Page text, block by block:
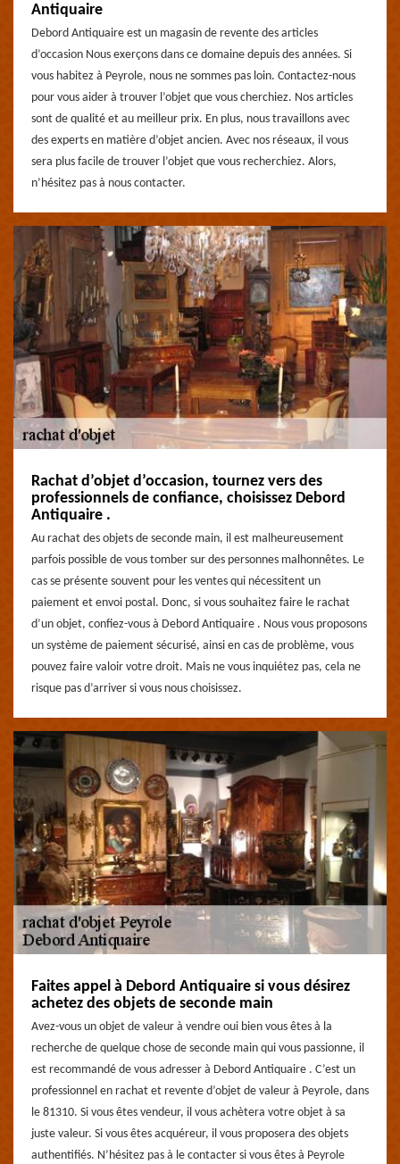
Antiquaire
Debord Antiquaire est un magasin de revente des articles
d’occasion Nous exerçons dans ce domaine depuis des années. Si
vous habitez à Peyrole, nous ne sommes pas loin. Contactez-nous
pour vous aider à trouver l’objet que vous cherchiez. Nos articles
sont de qualité et au meilleur prix. En plus, nous travaillons avec
des experts en matière d’objet ancien. Avec nos réseaux, il vous
sera plus facile de trouver l’objet que vous recherchiez. Alors,
n’hésitez pas à nous contacter.
Rachat d’objet d’occasion, tournez vers des
professionnels de confiance, choisissez Debord
Antiquaire .
Au rachat des objets de seconde main, il est malheureusement
parfois possible de vous tomber sur des personnes malhonnêtes. Le
cas se présente souvent pour les ventes qui nécessitent un
paiement et envoi postal. Donc, si vous souhaitez faire le rachat
d’un objet, confiez-vous à Debord Antiquaire . Nous vous proposons
un système de paiement sécurisé, ainsi en cas de problème, vous
pouvez faire valoir votre droit. Mais ne vous inquiétez pas, cela ne
risque pas d’arriver si vous nous choisissez.
Faites appel à Debord Antiquaire si vous désirez
achetez des objets de seconde main
Avez-vous un objet de valeur à vendre oui bien vous êtes à la
recherche de quelque chose de seconde main qui vous passionne, il
est recommandé de vous adresser à Debord Antiquaire . C’est un
professionnel en rachat et revente d’objet de valeur à Peyrole, dans
le 81310. Si vous êtes vendeur, il vous achètera votre objet à sa
juste valeur. Si vous êtes acquéreur, il vous proposera des objets
authentifiés. N’hésitez pas à le contacter si vous êtes à Peyrole